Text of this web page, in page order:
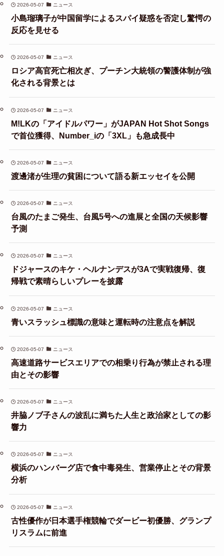
2026-05-07 ニュース
小島瑠璃子が中国留学によるスパイ疑惑を否定し驚愕の
反応を見せる
2026-05-07 ニュース
ロシア高官死亡相次ぎ、プーチン大統領の警護体制が強
化される背景とは
2026-05-07 ニュース
M!LKの「アイドルパワー」がJAPAN Hot Shot Songs
で首位獲得、Number_iの「3XL」も急成長中
2026-05-07 ニュース
渡邊渚が生理の貧困について語る新エッセイを公開
2026-05-07 ニュース
台風のたまご発生、台風5号への進展と全国の天候影響
予測
2026-05-07 ニュース
ドジャースのキケ・ヘルナンデスが3Aで実戦復帰、復
帰戦で素晴らしいプレーを披露
2026-05-07 ニュース
青いスラッシュ標識の意味と運転時の注意点を解説
2026-05-07 ニュース
高速道路サービスエリアでの相乗り行為が禁止される理
由とその影響
2026-05-07 ニュース
井脇ノブ子さんの波乱に満ちた人生と政治家としての影
響力
2026-05-07 ニュース
横浜のハンバーグ店で食中毒発生、営業停止とその背景
分析
2026-05-07 ニュース
古性優作が日本選手権競輪でダービー初優勝、グランプ
リスラムに前進